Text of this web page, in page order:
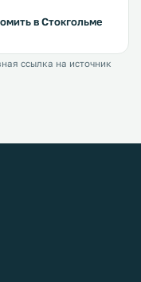
в Стокгольме
ссылка на источник